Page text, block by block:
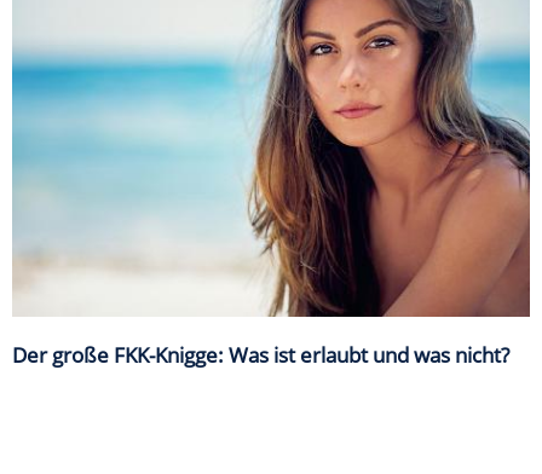
Der große FKK-Knigge: Was ist erlaubt und was nicht?